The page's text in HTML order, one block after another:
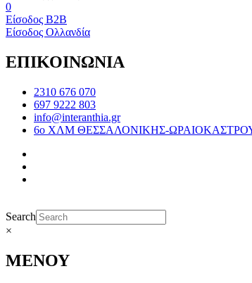
0
Είσοδος B2B
Είσοδος Ολλανδία
ΕΠΙΚΟΙΝΩΝΙΑ
2310 676 070
697 9222 803
info@interanthia.gr
6ο ΧΛΜ ΘΕΣΣΑΛΟΝΙΚΗΣ-
Search
×
ΜΕΝΟΥ